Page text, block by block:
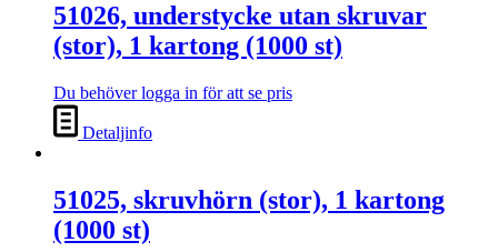
51026, understycke utan skruvar
(stor), 1 kartong (1000 st)
Du behöver logga in för att se pris
Detaljinfo
51025, skruvhörn (stor), 1 kartong
(1000 st)